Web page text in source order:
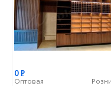
0Р
Оптовая